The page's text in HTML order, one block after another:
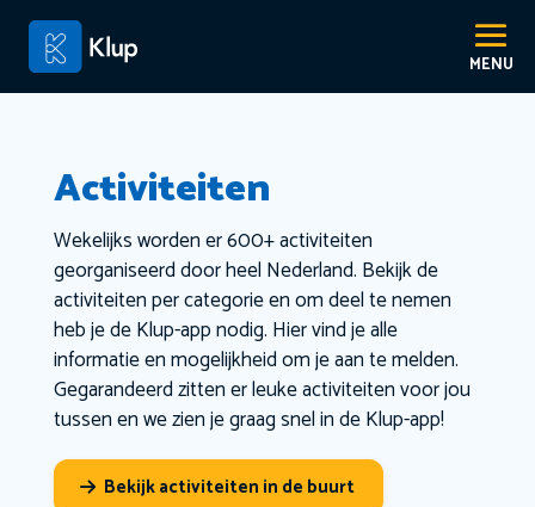
Activiteiten
Wekelijks worden er 600+ activiteiten
georganiseerd door heel Nederland. Bekijk de
activiteiten per categorie en om deel te nemen
heb je de Klup-app nodig. Hier vind je alle
informatie en mogelijkheid om je aan te melden.
Gegarandeerd zitten er leuke activiteiten voor jou
tussen en we zien je graag snel in de Klup-app!
Bekijk activiteiten in de buurt